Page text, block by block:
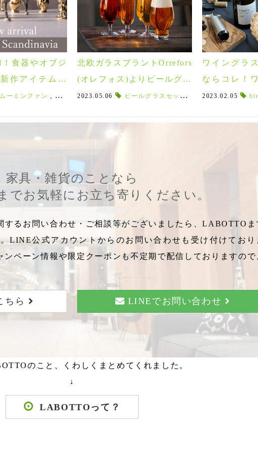
のフラワーベース, 北欧のキャンドルホルダー, 北欧ワイングラス,北欧グラス
食器やオブジ
作アイテムぞ
ムーミンファン , スカルツナ,ムーミンキャラクター , ライムライト,
北欧ガラスブラントOrrefors
(オレフォス)よりビールグラ
スが新入荷！日常使いしや
2023.05.06 ビールグラスセット , IPA,ラガー, テイ
ワイングラ
ならコレ！
当に選ぶオ
2023.02.05
家具・雑貨のことなら
でお気軽にお立ち寄りください。
するお問い合わせ・ご相談等がございましたら、LABOTTOま
LINE公式アカウントからのお問い合わせも受け付けており
ペーン情報や限定クーポンも不定期で配信しておりますので
ちら LINEでお問い合わせ
のこと、くわしくまとめてくれました。
↓
LABOTTOって？